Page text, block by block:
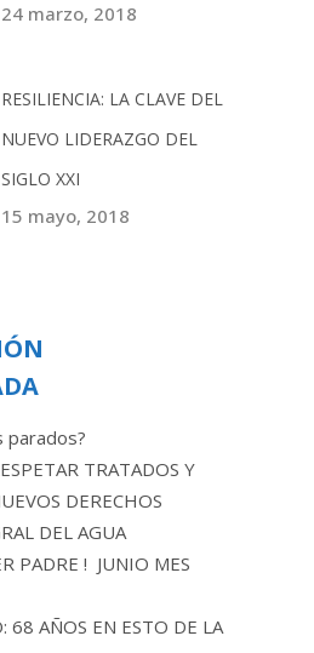
24 marzo, 2018
RESILIENCIA: LA CLAVE DEL
NUEVO LIDERAZGO DEL
SIGLO XXI
15 mayo, 2018
parados?
TRATADOS Y
DERECHOS
DEL AGUA
PADRE ! JUNIO MES
68 AÑOS EN ESTO DE LA